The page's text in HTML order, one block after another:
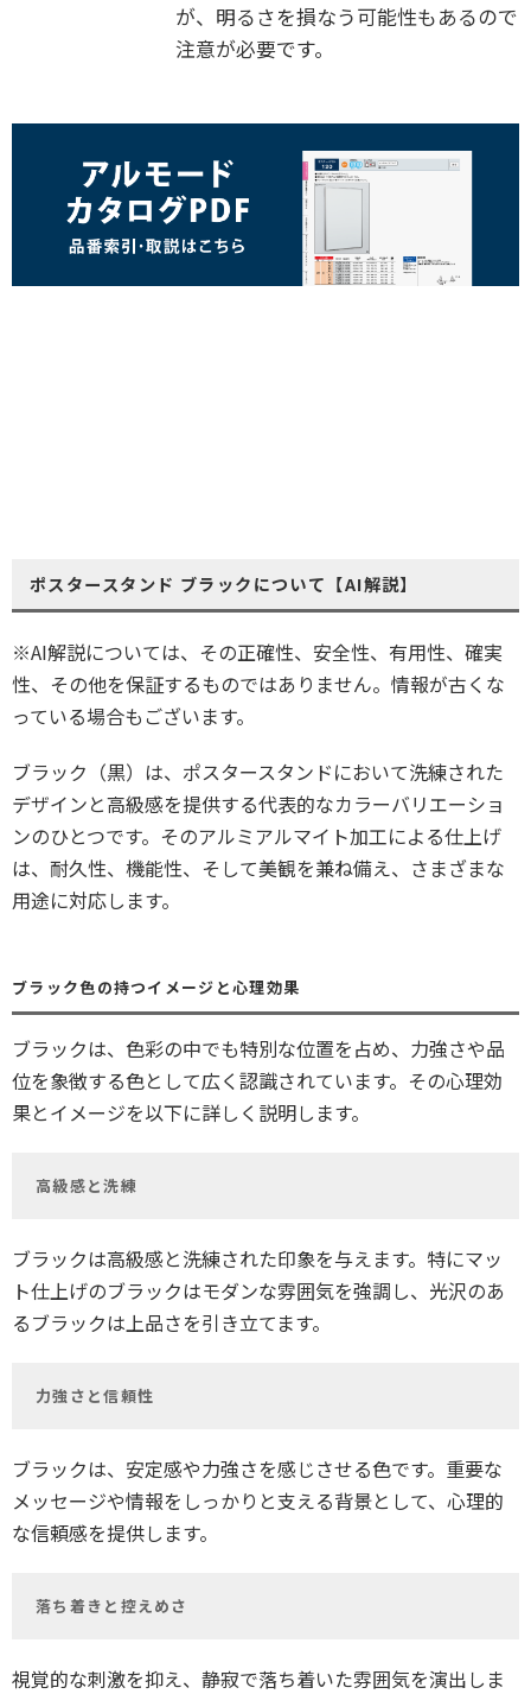
が、明るさを損なう可能性もあるので
注意が必要です。
ポスタースタンド ブラックについて【AI解説】
※AI解説については、その正確性、安全性、有用性、確実
性、その他を保証するものではありません。情報が古くな
っている場合もございます。
ブラック（黒）は、ポスタースタンドにおいて洗練された
デザインと高級感を提供する代表的なカラーバリエーショ
ンのひとつです。そのアルミアルマイト加工による仕上げ
は、耐久性、機能性、そして美観を兼ね備え、さまざまな
用途に対応します。
ブラック色の持つイメージと心理効果
ブラックは、色彩の中でも特別な位置を占め、力強さや品
位を象徴する色として広く認識されています。その心理効
果とイメージを以下に詳しく説明します。
高級感と洗練
ブラックは高級感と洗練された印象を与えます。特にマッ
ト仕上げのブラックはモダンな雰囲気を強調し、光沢のあ
るブラックは上品さを引き立てます。
力強さと信頼性
ブラックは、安定感や力強さを感じさせる色です。重要な
メッセージや情報をしっかりと支える背景として、心理的
な信頼感を提供します。
落ち着きと控えめさ
視覚的な刺激を抑え、静寂で落ち着いた雰囲気を演出しま